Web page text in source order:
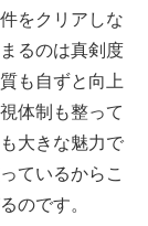
をクリアしな
るのは真剣度
も自ずと向上
体制も整って
大きな魅力で
ているからこ
のです。